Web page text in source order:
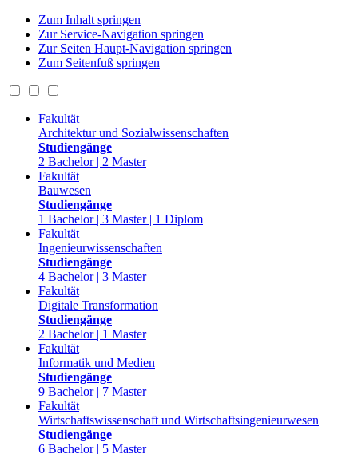
Zum Inhalt springen
Zur Service-Navigation springen
Zur Seiten Haupt-Navigation springen
Zum Seitenfuß springen
Fakultät
Architektur und Sozialwissenschaften
Studiengänge
2 Bachelor | 2 Master
Fakultät
Bauwesen
Studiengänge
1 Bachelor | 3 Master | 1 Diplom
Fakultät
Ingenieurwissenschaften
Studiengänge
4 Bachelor | 3 Master
Fakultät
Digitale Transformation
Studiengänge
2 Bachelor | 1 Master
Fakultät
Informatik und Medien
Studiengänge
9 Bachelor | 7 Master
Fakultät
Wirtschaftswissenschaft und Wirtschaftsingenieurwesen
Studiengänge
6 Bachelor | 5 Master